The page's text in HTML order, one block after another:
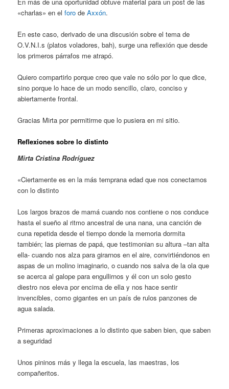
«charlas» en elforo deAxxón.
En este caso, derivado de una discusión sobre el tema de
O.V.N.I.s (platos voladores, bah), surge una reflexión que desde
los primeros párrafos me atrapó.
Quiero compartirlo porque creo que vale no sólo por lo que dice,
sino porque lo hace de un modo sencillo, claro, conciso y
abiertamente frontal.
Gracias Mirta por permitirme que lo pusiera en mi sitio.
Reflexiones sobre lo distinto
Mirta Cristina Rodríguez
«Ciertamente es en la más temprana edad que nos conectamos
con lo distinto
Los largos brazos de mamá cuando nos contiene o nos conduce
hasta el sueño al ritmo ancestral de una nana, una canción de
cuna repetida desde el tiempo donde la memoria dormita
también; las piernas de papá, que testimonian su altura –tan alta
ella- cuando nos alza para girarnos en el aire, convirtiéndonos en
aspas de un molino imaginario, o cuando nos salva de la ola que
se acerca al galope para engullirnos y él con un solo gesto
diestro nos eleva por encima de ella y nos hace sentir
invencibles, como gigantes en un país de rulos panzones de
agua salada.
Primeras aproximaciones a lo distinto que saben bien, que saben
a seguridad
Unos pininos más y llega la escuela, las maestras, los
compañeritos.